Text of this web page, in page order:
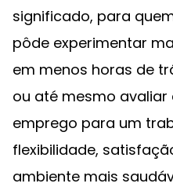
significado, para
pôde experimentar
em menos horas de
ou até mesmo
emprego para um
flexibilidade,
ambiente mais